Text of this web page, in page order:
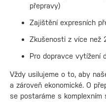
přepravy)
Zajištění expresních
Zkušenosti z více než
Pro dopravce vytížení
Vždy usilujeme o to, aby
a zároveň ekonomické. O
se postaráme s